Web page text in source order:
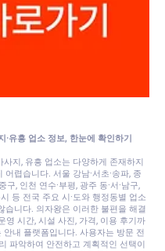
·유흥 업소 정보, 한눈에 확인하기
지, 유흥 업소는 다양하게 존재하지
렵습니다. 서울 강남·서초·송파, 종
구, 인천 연수·부평, 광주 동·서·남구,
등 전국 주요 시·도와 행정동별 업소
습니다. 의자왕은 이러한 불편을 해결
영 시간, 시설 사진, 가격, 이용 후기까
내 플랫폼입니다. 사용자는 방문 전
파악하여 안전하고 계획적인 선택이